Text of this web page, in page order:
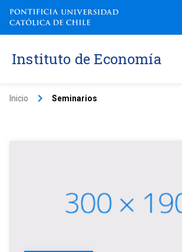
Instituto de Economía
Inicio keyboard_arrow_right Seminarios